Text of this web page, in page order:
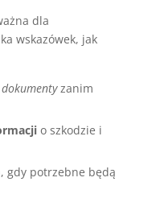
dla
wskazówek, jak
zanim
o szkodzie i
gdy potrzebne będą